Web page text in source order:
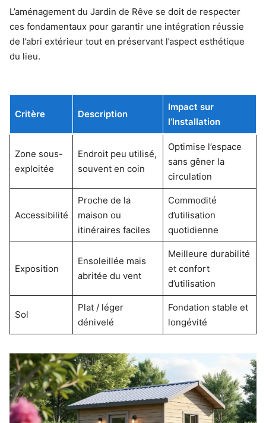
L’aménagement du Jardin de Rêve se doit de respecter
ces fondamentaux pour garantir une intégration réussie
de l’abri extérieur tout en préservant l’aspect esthétique
du lieu.
Critère Description
Impact sur
l’Installation
Zone sous-
exploitée
Endroit peu utilisé,
souvent en coin
Optimise l’espace
sans gêner la
circulation
Accessibilité
Proche de la
maison ou
itinéraires faciles
Commodité
d’utilisation
quotidienne
Exposition
Ensoleillée mais
abritée du vent
Meilleure durabilité
et confort
d’utilisation
Sol
Plat / léger
dénivelé
Fondation stable et
longévité